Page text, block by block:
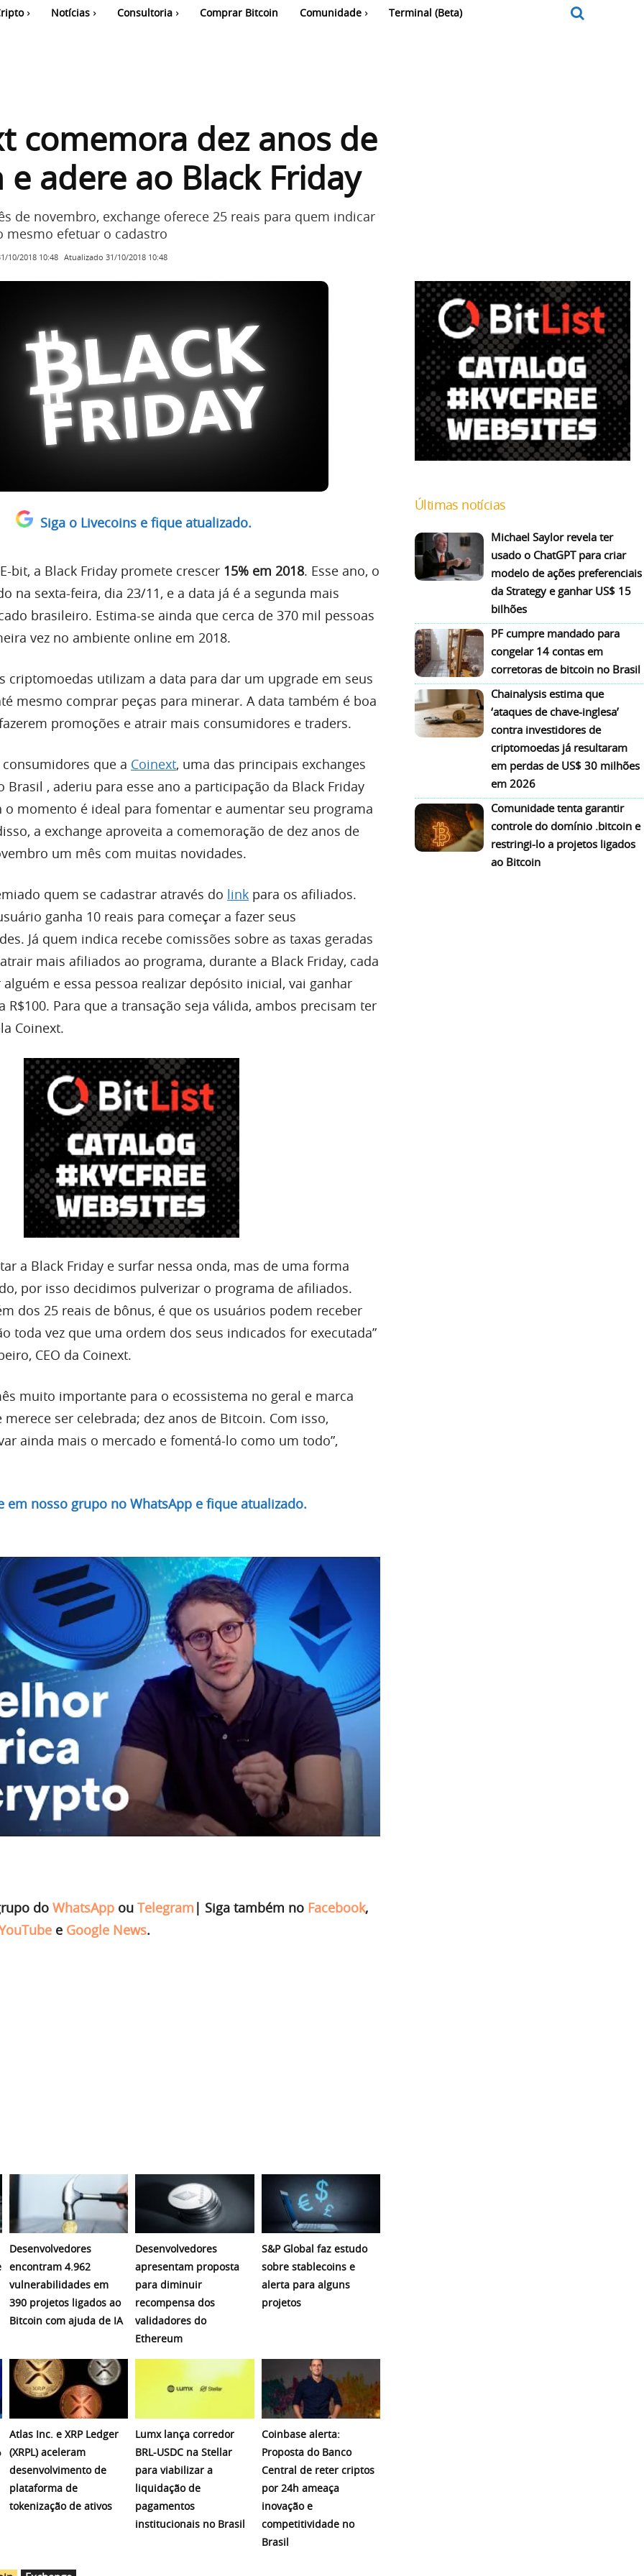
Notícias Consultoria Comprar Bitcoin Comunidade Terminal (Beta)
comemora dez anos de
adere ao Black Friday
de novembro, exchange oferece 25 reais para quem indicar
mesmo efetuar o cadastro
10/2018 10:48 Atualizado 31/10/2018 10:48
Siga o Livecoins e fique atualizado.
bit, a Black Friday promete crescer 15% em 2018. Esse ano, o
na sexta-feira, dia 23/11, e a data já é a segunda mais
brasileiro. Estima-se ainda que cerca de 370 mil pessoas
vez no ambiente online em 2018.
criptomoedas utilizam a data para dar um upgrade em seus
mesmo comprar peças para minerar. A data também é boa
promoções e atrair mais consumidores e traders.
que a Coinext, uma das principais exchanges
Brasil , aderiu para esse ano a participação da Black Friday
o momento é ideal para fomentar e aumentar seu programa
a exchange aproveita a comemoração de dez anos de
um mês com muitas novidades.
quem se cadastrar através do link para os afiliados.
ganha 10 reais para começar a fazer seus
Já quem indica recebe comissões sobre as taxas geradas
mais afiliados ao programa, durante a Black Friday, cada
e essa pessoa realizar depósito inicial, vai ganhar
R$100. Para que a transação seja válida, ambos precisam ter
Coinext.
a Black Friday e surfar nessa onda, mas de uma forma
por isso decidimos pulverizar o programa de afiliados.
dos 25 reais de bônus, é que os usuários podem receber
toda vez que uma ordem dos seus indicados for executada”
CEO da Coinext.
muito importante para o ecossistema no geral e marca
ser celebrada; dez anos de Bitcoin. Com isso,
ainda mais o mercado e fomentá-lo como um todo”,
em nosso grupo no WhatsApp e fique atualizado.
do WhatsApp ou Telegram | Siga também no Facebook,
e Google News.
Desenvolvedores
encontram 4.962
vulnerabilidades em
390 projetos ligados ao
Bitcoin com ajuda de IA
Desenvolvedores
apresentam proposta
para diminuir
recompensa dos
validadores do
Ethereum
S&P Global faz estudo
sobre stablecoins e
alerta para alguns
projetos
Atlas Inc. e XRP Ledger
(XRPL) aceleram
desenvolvimento de
plataforma de
tokenização de ativos
Lumx lança corredor
BRL-USDC na Stellar
para viabilizar a
liquidação de
pagamentos
institucionais no Brasil
Coinbase alerta:
Proposta do Banco
Central de reter criptos
por 24h ameaça
inovação e
competitividade no
Brasil
Últimas notícias
Michael Saylor revela ter
usado o ChatGPT para criar
modelo de ações preferenciais
da Strategy e ganhar US$ 15
bilhões
PF cumpre mandado para
congelar 14 contas em
corretoras de bitcoin no Brasil
Chainalysis estima que
‘ataques de chave-inglesa’
contra investidores de
criptomoedas já resultaram
em perdas de US$ 30 milhões
em 2026
Comunidade tenta garantir
controle do domínio .bitcoin e
restringi-lo a projetos ligados
ao Bitcoin